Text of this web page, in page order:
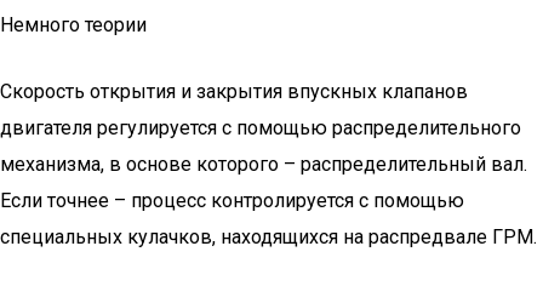
Немного теории
Скорость открытия и закрытия впускных клапанов
двигателя регулируется с помощью распределительного
механизма, в основе которого – распределительный вал.
Если точнее – процесс контролируется с помощью
специальных кулачков, находящихся на распредвале ГРМ.